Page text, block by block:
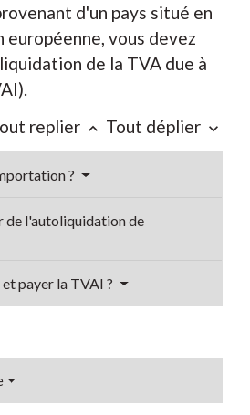
d'un pays situé en
européenne, vous devez
de la TVA due à
replier keyboard_arrow_up Tout déplier keyboard_arrow_down
?
de l'autoliquidation de
payer la TVAI ?